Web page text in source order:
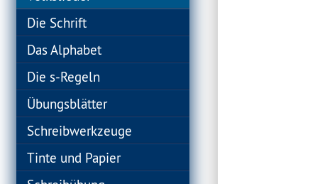
Die Schrift
Das Alphabet
Die s-Regeln
Übungsblätter
Schreibwerkzeuge
Tinte und Papier